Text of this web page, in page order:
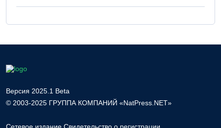
Версия 2025.1 Beta
© 2003-2025 ГРУППА КОМПАНИЙ «NatPress.NET»